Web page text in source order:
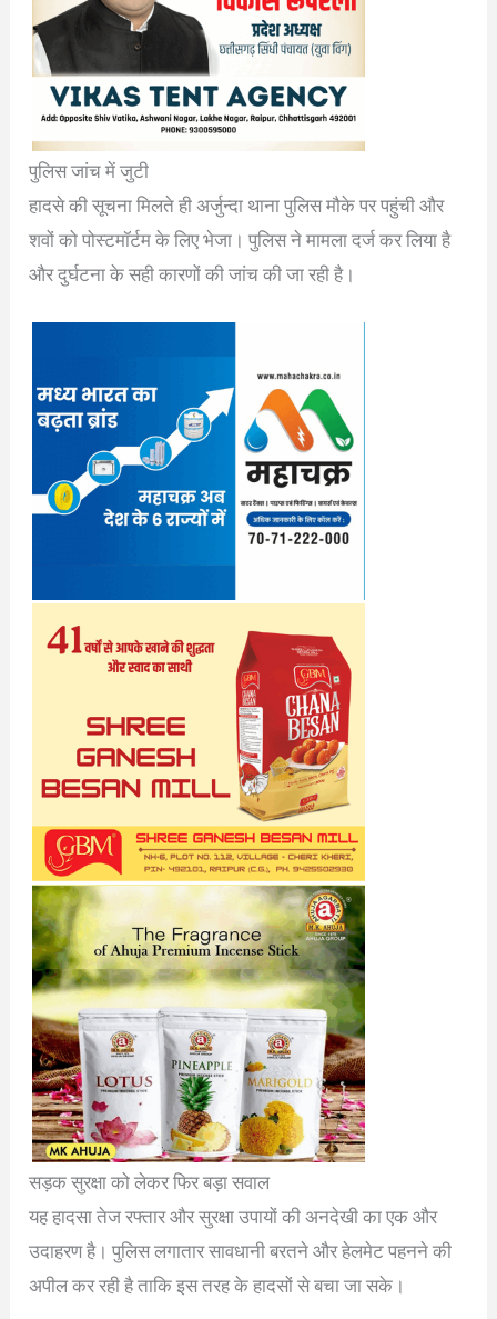
पुलिस जांच में जुटी
हादसे की सूचना मिलते ही अर्जुन्दा थाना पुलिस मौके पर पहुंची और
शवों को पोस्टमॉर्टम के लिए भेजा। पुलिस ने मामला दर्ज कर लिया है
और दुर्घटना के सही कारणों की जांच की जा रही है।
सड़क सुरक्षा को लेकर फिर बड़ा सवाल
यह हादसा तेज रफ्तार और सुरक्षा उपायों की अनदेखी का एक और
उदाहरण है। पुलिस लगातार सावधानी बरतने और हेलमेट पहनने की
अपील कर रही है ताकि इस तरह के हादसों से बचा जा सके।